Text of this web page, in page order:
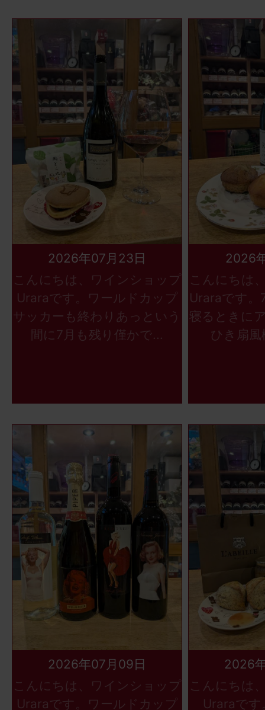
2026年07月23日
こんにちは、ワインショップ
Uraraです。ワールドカップ
サッカーも終わりあっという
間に7月も残り僅かで...
2026
こんにちは
Uraraです。
寝るときに
ひき扇
2026年07月09日
こんにちは、ワインショップ
Uraraです。ワールドカップ
2026
こんにちは
Uraraです